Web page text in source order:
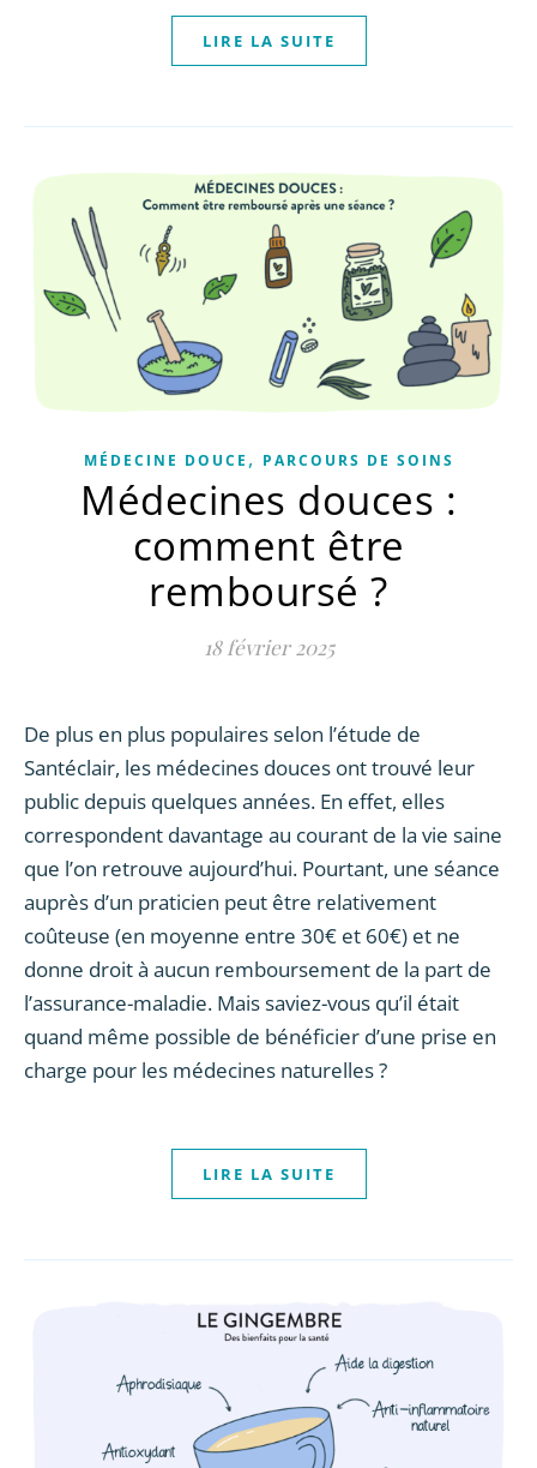
LIRE LA SUITE
MÉDECINE DOUCE , PARCOURS DE SOINS
Médecines douces :
comment être
remboursé ?
18 février 2025
De plus en plus populaires selon l’étude de
Santéclair, les médecines douces ont trouvé leur
public depuis quelques années. En effet, elles
correspondent davantage au courant de la vie saine
que l’on retrouve aujourd’hui. Pourtant, une séance
auprès d’un praticien peut être relativement
coûteuse (en moyenne entre 30€ et 60€) et ne
donne droit à aucun remboursement de la part de
l’assurance-maladie. Mais saviez-vous qu’il était
quand même possible de bénéficier d’une prise en
charge pour les médecines naturelles ?
LIRE LA SUITE